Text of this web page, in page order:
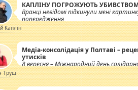
КАПЛІНУ ПОГРОЖУЮТЬ
Вранці невідомі підкинули мені
попередження
Каплін
Медіа-консолідація у Полтаві –
утисків
8 вересня – Міжнародний день
журналістів.
Труш